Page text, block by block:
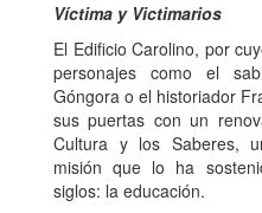
Víctima y Victimarios
El Edificio Carolino, por
personajes como el
Góngora o el historiador
sus puertas con un
Cultura y los Saberes,
misión que lo ha
siglos: la educación.